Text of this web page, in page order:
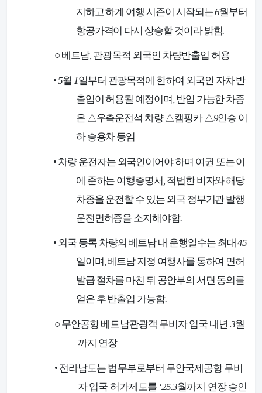
지하고 하계 여행 시즌이 시작되는6월부터
항공가격이 다시 상승할 것이라 밝힘.
○ 베트남, 관광목적 외국인 차량반출입 허용
•5월 1일부터 관광목적에 한하여 외국인 자차 반
출입이 허용될 예정이며, 반입 가능한 차종
은 △우측운전석 차량 △캠핑카 △9인승 이
하 승용차 등임
• 차량 운전자는 외국인이어야 하며 여권 또는 이
에 준하는 여행증명서 적법한 비자와 해당
차종을 운전할 수 있는 외국 정부기관 발행
운전면허증을 소지해야함.
• 외국 등록 차량의 베트남 내 운행일수는 최대45
일이며 ,베트남 지정 여행사를 통하여 면허
발급 절차를 마친 뒤 공안부의 서면 동의를
얻은 후 반출입 가능함.
○ 무안공항 베트남관광객 무비자 입국 내년 3월
까지 연장
• 전라남도는 법무부로부터 무안국제공항 무비
자 입국 허가제도를 ‘25.3월까지 연장 승인